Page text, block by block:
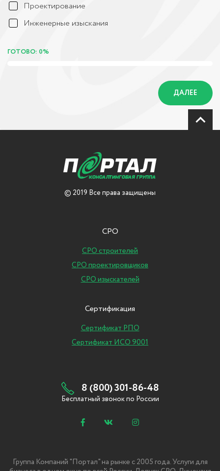
Проектирование
Инженерные изыскания
ГОТОВО: 0%
ДАЛЕЕ
© 2019 Все права защищены
СРО
СРО строителей
СРО проектировщиков
СРО изыскателей
Сертификация
Сертификат РПО
Сертификат ИСО 9001
8 (800) 301-86-48
Бесплатный звонок по России
Группа Компаний "Портал" на рынке с 2005 года. Услуги для